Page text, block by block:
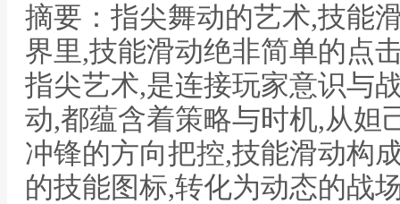
摘要：指尖舞动的艺术,技能
界里,技能滑动绝非简单的点
指尖艺术,是连接玩家意识与
动,都蕴含着策略与时机,从妲
冲锋的方向把控,技能滑动构
的技能图标,转化为动态的战